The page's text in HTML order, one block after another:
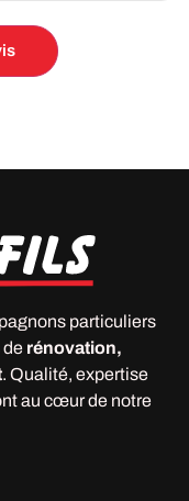
particuliers
de rénovation,
. Qualité, expertise
au cœur de notre